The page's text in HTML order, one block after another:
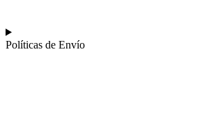
Políticas de Envío